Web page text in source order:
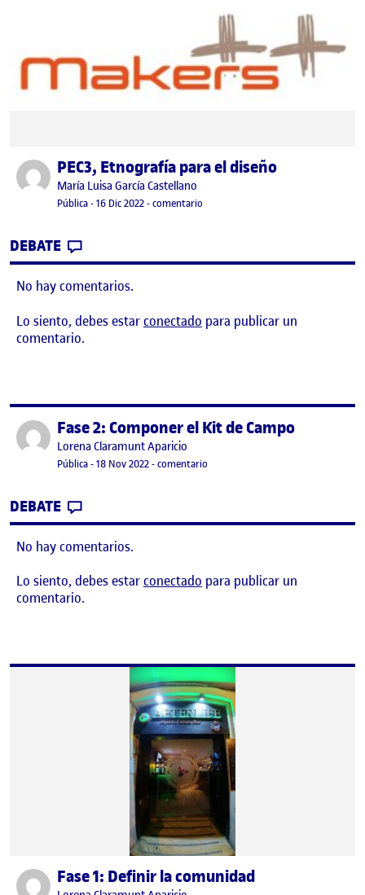
Publicado porPEC3, Etnografía para el diseño
Publicado por
María Luisa García Castellano
Visibilidad:
Pública-Fecha de publicación
16 Dic 202216 diciembre, 2022 11:16 pm
-comentario
DEBATE
No hay comentarios.
Lo siento, debes estarconectado para publicar un
comentario.
Publicado porFase 2: Componer el Kit de Campo
Publicado por
Lorena Claramunt Aparicio
Visibilidad:
Pública-Fecha de publicación
18 Nov 2022-comentario
DEBATE
No hay comentarios.
Lo siento, debes estarconectado para publicar un
comentario.
Publicado porFase 1: Definir la comunidad